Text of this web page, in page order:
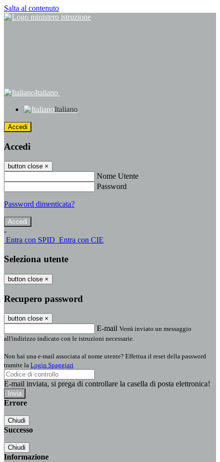
Salta al contenuto
Italiano
Italiano
Accedi
Accedi
button close ×
Nome Utente
Password
Password dimenticata?
-
Entra con SPID Entra con CIE
Seleziona utente
button close ×
Recupero password
button close ×
E-mail Verrà inviato un messaggio
all'indirizzo indicato con le istruzioni necessarie.
Non hai una e-mail associata al nome utente? Effettua il reset della password
tramite la Login Spaggiari
E-mail inviata, si prega di controllare la casella di posta elettronica!
Errore
Chiudi
Successo
Chiudi
Informazione